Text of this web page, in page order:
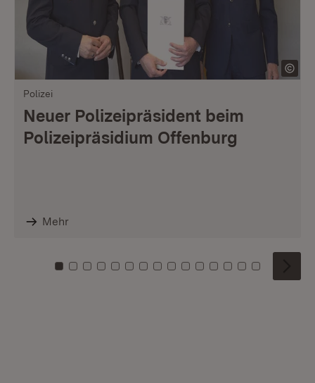
Polizei
Neuer Polizeipräsident beim
Polizeipräsidium Offenburg
Mehr
Zu Kachel: 0
Zu Kachel: 1
Zu Kachel: 2
Zu Kachel: 3
Zu Kachel: 4
Zu Kachel: 5
Zu Kachel: 6
Zu Kachel: 7
Zu Kachel: 8
Zu Kachel: 9
Zu Kachel: 10
Zu Kachel: 11
Zu Kachel: 12
Zu Kachel:
Zu